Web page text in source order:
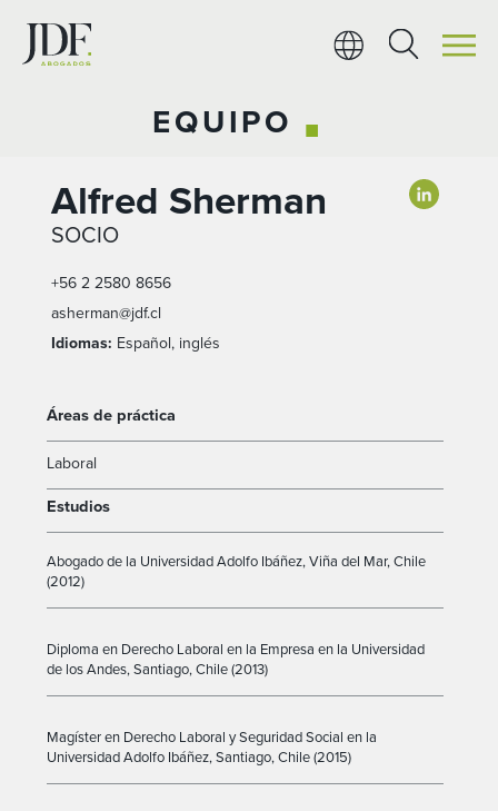
contenido
EQUIPO ■
Alfred Sherman
SOCIO
+56 2 2580 8656
asherman@jdf.cl
Idiomas: Español, inglés
Áreas de práctica
Laboral
Estudios
Abogado de la Universidad Adolfo Ibáñez, Viña del Mar, Chile
(2012)
Diploma en Derecho Laboral en la Empresa en la Universidad
de los Andes, Santiago, Chile (2013)
Magíster en Derecho Laboral y Seguridad Social en la
Universidad Adolfo Ibáñez, Santiago, Chile (2015)